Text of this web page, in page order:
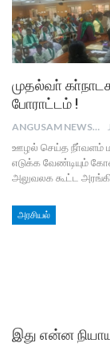
முதல்வா்
போராட்டம் !
ANGUSAM NEWS
ஊழல் செய்த நீா்வளம்
எடுக்க வேண்டியும்
அலுவலக கூட்ட
அரசியல்
இது என்ன